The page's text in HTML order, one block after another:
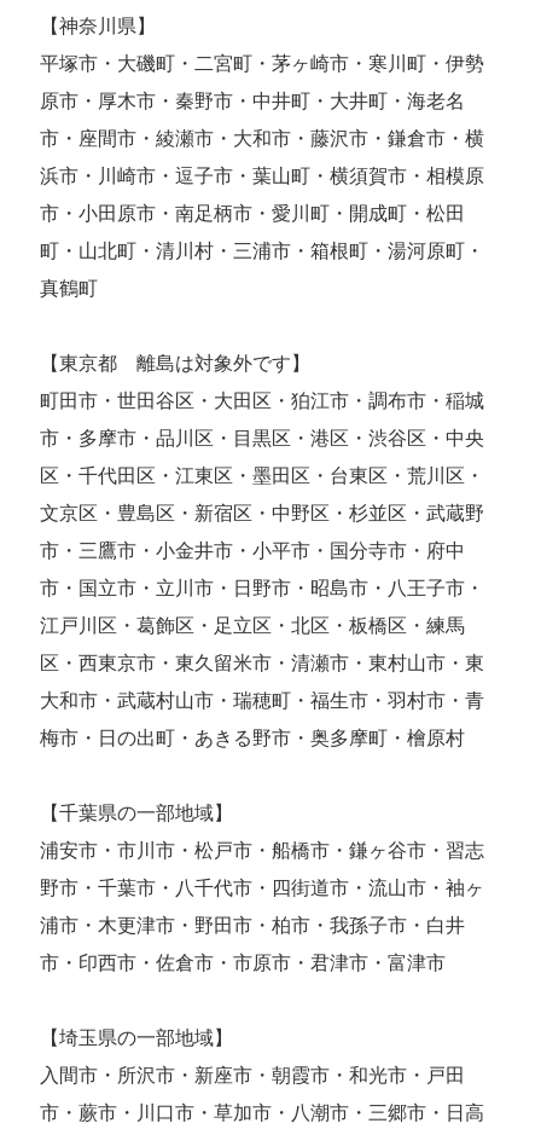
【神奈川県】
平塚市・大磯町・二宮町・茅ヶ崎市・寒川町・伊勢
原市・厚木市・秦野市・中井町・大井町・海老名
市・座間市・綾瀬市・大和市・藤沢市・鎌倉市・横
浜市・川崎市・逗子市・葉山町・横須賀市・相模原
市・小田原市・南足柄市・愛川町・開成町・松田
町・山北町・清川村・三浦市・箱根町・湯河原町・
真鶴町
【東京都 離島は対象外です】
町田市・世田谷区・大田区・狛江市・調布市・稲城
市・多摩市・品川区・目黒区・港区・渋谷区・中央
区・千代田区・江東区・墨田区・台東区・荒川区・
文京区・豊島区・新宿区・中野区・杉並区・武蔵野
市・三鷹市・小金井市・小平市・国分寺市・府中
市・国立市・立川市・日野市・昭島市・八王子市・
江戸川区・葛飾区・足立区・北区・板橋区・練馬
区・西東京市・東久留米市・清瀬市・東村山市・東
大和市・武蔵村山市・瑞穂町・福生市・羽村市・青
梅市・日の出町・あきる野市・奥多摩町・檜原村
【千葉県の一部地域】
浦安市・市川市・松戸市・船橋市・鎌ヶ谷市・習志
野市・千葉市・八千代市・四街道市・流山市・袖ヶ
浦市・木更津市・野田市・柏市・我孫子市・白井
市・印西市・佐倉市・市原市・君津市・富津市
【埼玉県の一部地域】
入間市・所沢市・新座市・朝霞市・和光市・戸田
市・蕨市・川口市・草加市・八潮市・三郷市・日高